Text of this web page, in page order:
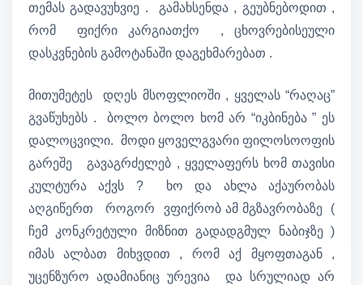
თემას გადავუხვიე . გამახსენდა , გეუბნებოდით ,
რომ ფიქრი კარგიათქო , ცხოვრებისეული
დასკვნების გამოტანაში დაგეხმარებათ .
მითუმეტეს დღეს მსოფლიოში , ყველას “რაღაც”
გვაწუხებს . ბოლო ბოლო ხომ არ “იკბინება ” ეს
დალოცვილი. მოდი ყოველგვარი ფილოსოოფის
გარეშე გავაგრძელებ , ყველაფერს ხომ თავისი
კულტურა აქვს ? ხო და ახლა აქაურობას
აღგიწერთ როგორ ვფიქრობ ამ მგზავრობაზე (
ჩემ კონკრეტული მიზნით გადადგმულ ნაბიჯზე )
იმას ალბათ მიხვდით , რომ აქ მყოფთაგან ,
უცენზურო ადამიანიც ურევია და სრულიად არ